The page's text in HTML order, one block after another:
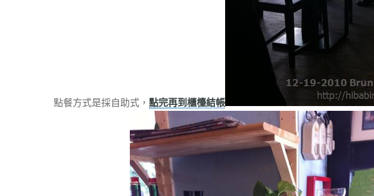
點餐方式是採自助式，點完再到櫃檯結帳